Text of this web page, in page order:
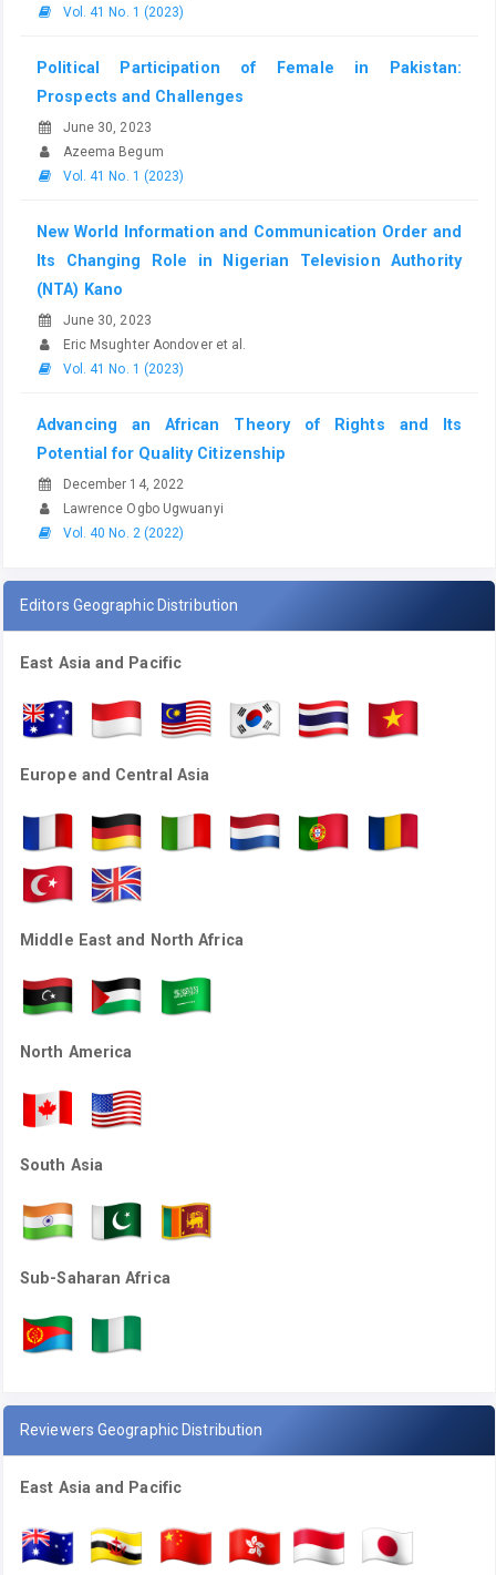
Vol. 41 No. 1 (2023)
Political Participation of Female in Pakistan:
Prospects and Challenges
June 30, 2023
Azeema Begum
Vol. 41 No. 1 (2023)
New World Information and Communication Order and
Its Changing Role in Nigerian Television Authority
(NTA) Kano
June 30, 2023
Eric Msughter Aondover et al.
Vol. 41 No. 1 (2023)
Advancing an African Theory of Rights and Its
Potential for Quality Citizenship
December 14, 2022
Lawrence Ogbo Ugwuanyi
Vol. 40 No. 2 (2022)
Editors Geographic Distribution
East Asia and Pacific
Europe and Central Asia
Middle East and North Africa
North America
South Asia
Sub-Saharan Africa
Reviewers Geographic Distribution
East Asia and Pacific